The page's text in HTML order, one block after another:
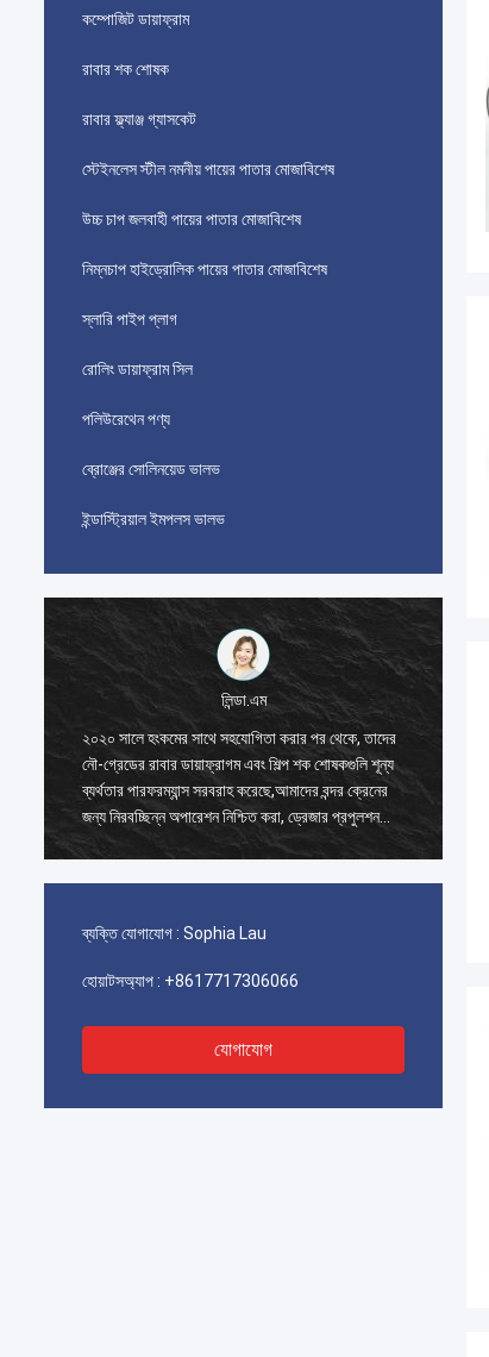
কম্পোজিট ডায়াফ্রাম
রাবার শক শোষক
রাবার ফ্ল্যাঞ্জ গ্যাসকেট
স্টেইনলেস স্টীল নমনীয় পায়ের পাতার মোজাবিশেষ
উচ্চ চাপ জলবাহী পায়ের পাতার মোজাবিশেষ
নিম্নচাপ হাইড্রোলিক পায়ের পাতার মোজাবিশেষ
স্লারি পাইপ প্লাগ
রোলিং ডায়াফ্রাম সিল
পলিউরেথেন পণ্য
ব্রোঞ্জের সোলিনয়েড ভালভ
ইন্ডাস্ট্রিয়াল ইমপলস ভালভ
লিন্ডা.এম
২০২০ সালে হংকমের সাথে সহযোগিতা করার পর থেকে, তাদের
নৌ-গ্রেডের রাবার ডায়াফ্রাগম এবং শিল্প শক শোষকগুলি শূন্য
ব্যর্থতার পারফরম্যান্স সরবরাহ করেছে,আমাদের বন্দর ক্রেনের
জন্য নিরবচ্ছিন্ন অপারেশন নিশ্চিত করা, ড্রেজার প্রপুলশন
সিস্টেম, এবং এলএনজি ক্যারিয়ার সরঞ্জাম।
ব্যক্তি যোগাযোগ : Sophia Lau
হোয়াটসঅ্যাপ : +8617717306066
যোগাযোগ